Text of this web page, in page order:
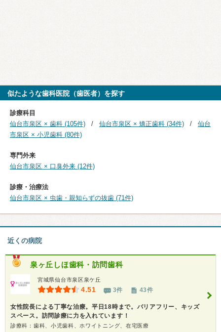
似たような歯科医院（歯医者）を探す
診療科目
仙台市泉区 × 歯科 (105件)
仙台市泉区 × 矯正歯科 (34件)
仙台
市泉区 × 小児歯科 (80件)
専門外来
仙台市泉区 × 口臭外来 (12件)
診療・治療法
仙台市泉区 × 虫歯・親知らずの抜歯 (71件)
近くの病院
泉ヶ丘しほ歯科・訪問歯科
宮城県仙台市泉区泉ケ丘
4.51 3件 43件
女性院長による丁寧な治療。平日18時まで。バリアフリー、キッズ
スペース。訪問診療に力を入れています！
診療科：歯科、小児歯科、ホワイトニング、在宅医療